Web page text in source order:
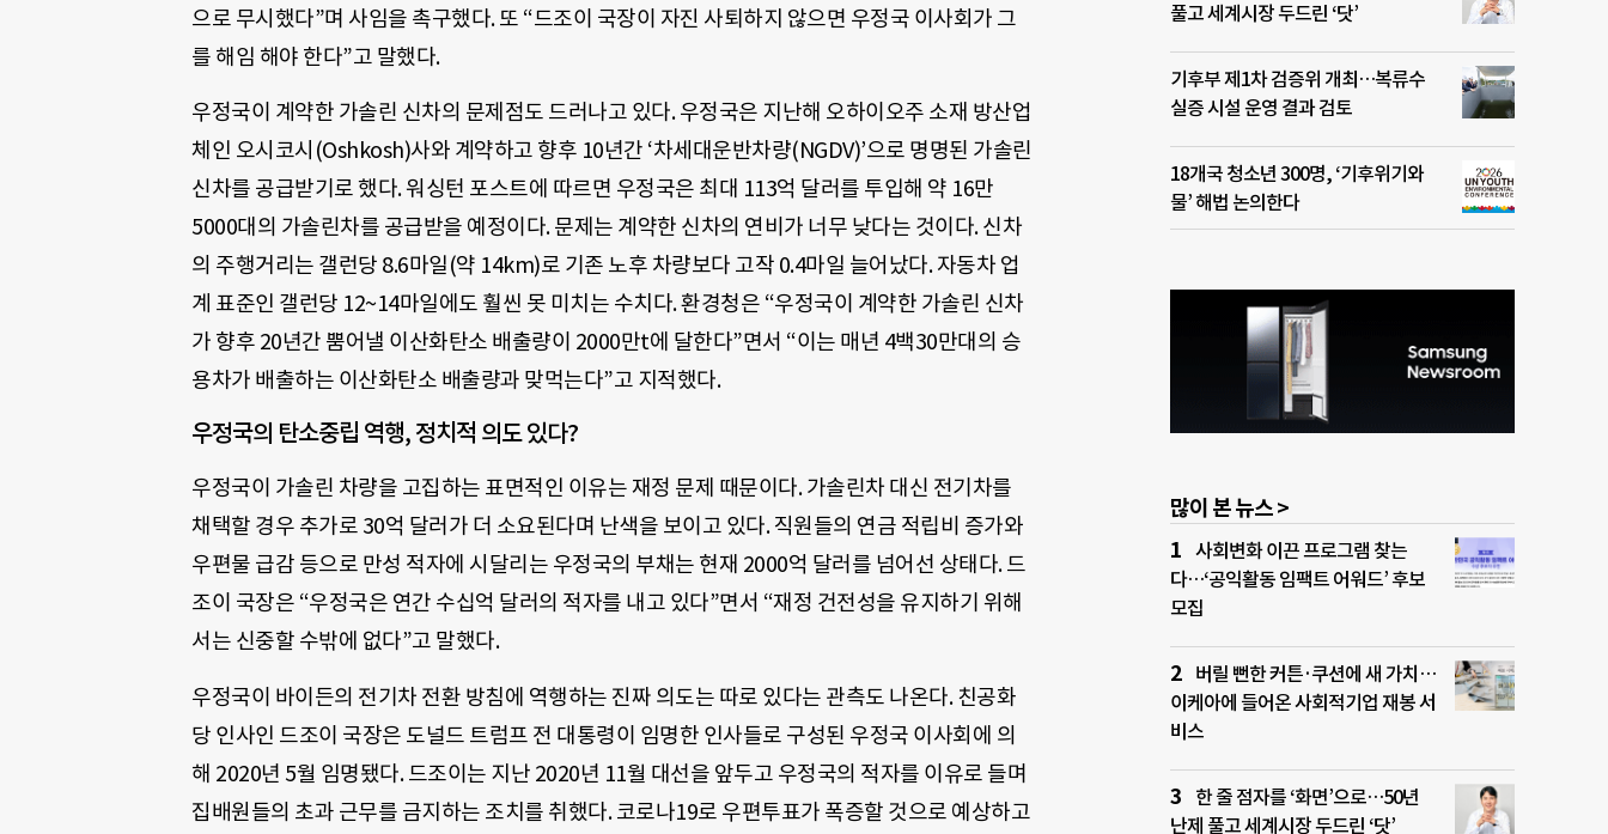
으로 무시했다”며 사임을 촉구했다. 또 “드조이 국장이 자진 사퇴하지 않으면 우정국 이사회가 그
를 해임 해야 한다”고 말했다.
우정국이 계약한 가솔린 신차의 문제점도 드러나고 있다. 우정국은 지난해 오하이오주 소재 방산업
체인 오시코시(Oshkosh)사와 계약하고 향후 10년간 ‘차세대운반차량(NGDV)’으로 명명된 가솔린
신차를 공급받기로 했다. 워싱턴 포스트에 따르면 우정국은 최대 113억 달러를 투입해 약 16만
5000대의 가솔린차를 공급받을 예정이다. 문제는 계약한 신차의 연비가 너무 낮다는 것이다. 신차
의 주행거리는 갤런당 8.6마일(약 14km)로 기존 노후 차량보다 고작 0.4마일 늘어났다. 자동차 업
계 표준인 갤런당 12~14마일에도 훨씬 못 미치는 수치다. 환경청은 “우정국이 계약한 가솔린 신차
가 향후 20년간 뿜어낼 이산화탄소 배출량이 2000만t에 달한다”면서 “이는 매년 4백30만대의 승
용차가 배출하는 이산화탄소 배출량과 맞먹는다”고 지적했다.
우정국의 탄소중립 역행, 정치적 의도 있다?
우정국이 가솔린 차량을 고집하는 표면적인 이유는 재정 문제 때문이다. 가솔린차 대신 전기차를
채택할 경우 추가로 30억 달러가 더 소요된다며 난색을 보이고 있다. 직원들의 연금 적립비 증가와
우편물 급감 등으로 만성 적자에 시달리는 우정국의 부채는 현재 2000억 달러를 넘어선 상태다. 드
조이 국장은 “우정국은 연간 수십억 달러의 적자를 내고 있다”면서 “재정 건전성을 유지하기 위해
서는 신중할 수밖에 없다”고 말했다.
우정국이 바이든의 전기차 전환 방침에 역행하는 진짜 의도는 따로 있다는 관측도 나온다. 친공화
당 인사인 드조이 국장은 도널드 트럼프 전 대통령이 임명한 인사들로 구성된 우정국 이사회에 의
해 2020년 5월 임명됐다. 드조이는 지난 2020년 11월 대선을 앞두고 우정국의 적자를 이유로 들며
집배원들의 초과 근무를 금지하는 조치를 취했다. 코로나19로 우편투표가 폭증할 것으로 예상하고
풀고 세계시장 두드린 ‘닷’
기후부 제1차 검증위 개최…복류수
실증 시설 운영 결과 검토
18개국 청소년 300명, ‘기후위기와
물’ 해법 논의한다
많이 본 뉴스 >
사회변화 이끈 프로그램 찾는
다…‘공익활동 임팩트 어워드’ 후보
모집
버릴 뻔한 커튼·쿠션에 새 가치…
이케아에 들어온 사회적기업 재봉 서
비스
한 줄 점자를 ‘화면’으로…50년
난제 풀고 세계시장 두드린 ‘닷’